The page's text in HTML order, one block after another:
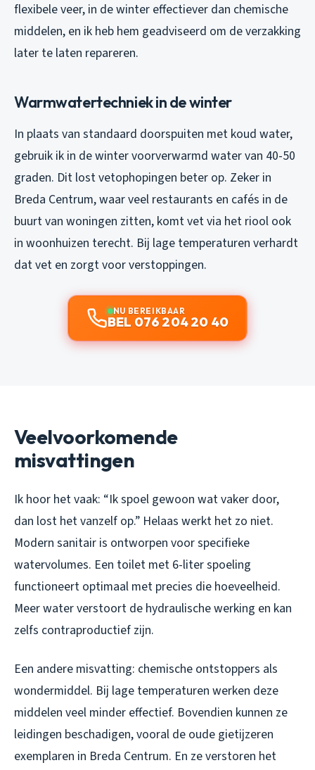
flexibele veer, in de winter effectiever dan chemische
middelen, en ik heb hem geadviseerd om de verzakking
later te laten repareren.
Warmwatertechniek in de winter
In plaats van standaard doorspuiten met koud water,
gebruik ik in de winter voorverwarmd water van 40-50
graden. Dit lost vetophopingen beter op. Zeker in
Breda Centrum, waar veel restaurants en cafés in de
buurt van woningen zitten, komt vet via het riool ook
in woonhuizen terecht. Bij lage temperaturen verhardt
dat vet en zorgt voor verstoppingen.
NU BEREIKBAAR
BEL 076 204 20 40
Veelvoorkomende
misvattingen
Ik hoor het vaak: “Ik spoel gewoon wat vaker door,
dan lost het vanzelf op.” Helaas werkt het zo niet.
Modern sanitair is ontworpen voor specifieke
watervolumes. Een toilet met 6-liter spoeling
functioneert optimaal met precies die hoeveelheid.
Meer water verstoort de hydraulische werking en kan
zelfs contraproductief zijn.
Een andere misvatting: chemische ontstoppers als
wondermiddel. Bij lage temperaturen werken deze
middelen veel minder effectief. Bovendien kunnen ze
leidingen beschadigen, vooral de oude gietijzeren
exemplaren in Breda Centrum. En ze verstoren het